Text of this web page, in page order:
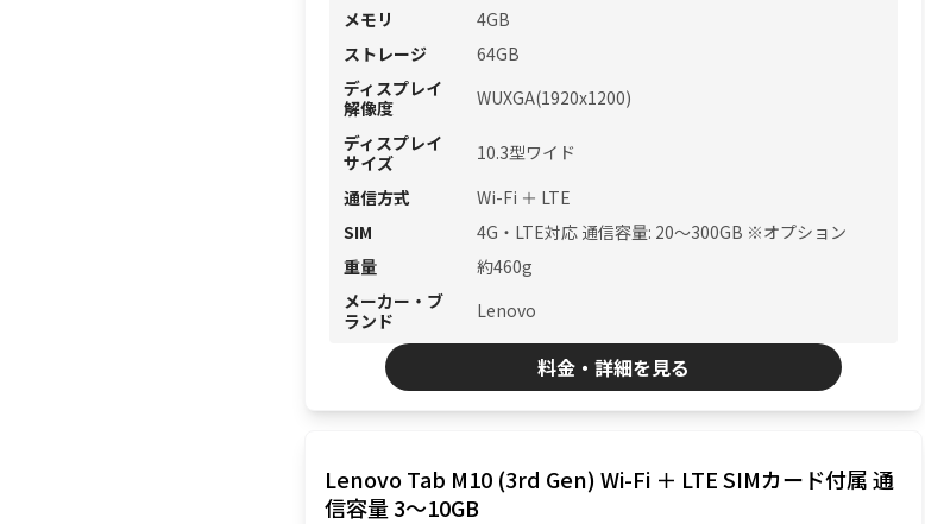
メモリ
4GB
ストレージ
64GB
ディスプレイ
解像度
WUXGA(1920x1200)
ディスプレイ
サイズ
10.3型ワイド
通信方式
Wi-Fi ＋ LTE
SIM
4G・LTE対応 通信容量: 20〜300GB ※オプション
重量
約460g
メーカー・ブ
ランド
Lenovo
料金・詳細を見る
Lenovo Tab M10 (3rd Gen) Wi-Fi ＋ LTE SIMカード付属 通
信容量 3〜10GB